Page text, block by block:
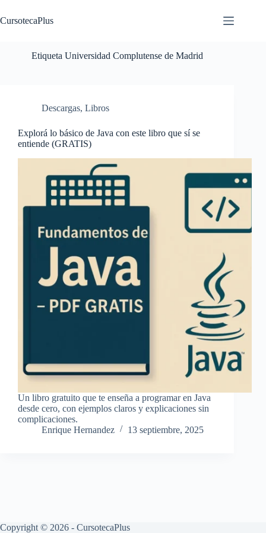
al
contenido
CursotecaPlus
Etiqueta Universidad Complutense de Madrid
Descargas, Libros
Explorá lo básico de Java con este libro que sí se
entiende (GRATIS)
Un libro gratuito que te enseña a programar en Java
desde cero, con ejemplos claros y explicaciones sin
complicaciones.
Enrique Hernandez
13 septiembre, 2025
Copyright © 2026 - CursotecaPlus